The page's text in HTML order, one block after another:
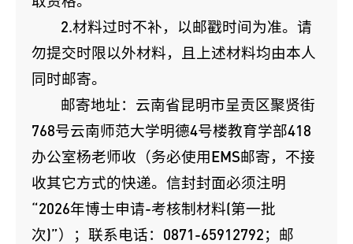
2.材料过时不补，以邮戳时间为准。请
勿提交时限以外材料，且上述材料均由本人
同时邮寄。
邮寄地址：云南省昆明市呈贡区聚贤街
768号云南师范大学明德4号楼教育学部418
办公室杨老师收（务必使用EMS邮寄，不接
收其它方式的快递。信封封面必须注明
“2026年博士申请-考核制材料(第一批
次)”）；联系电话：0871-65912792；邮